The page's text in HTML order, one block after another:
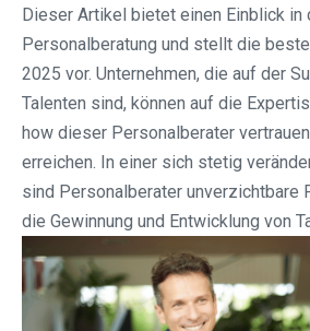
Dieser Artikel bietet einen Einblick in
Personalberatung und stellt die
2025 vor. Unternehmen, die auf der
Talenten sind, können auf die
how dieser Personalberater
erreichen. In einer sich stetig
sind Personalberater unverzichtbare
die Gewinnung und Entwicklung von